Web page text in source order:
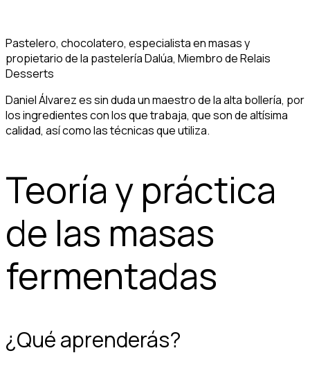
Pastelero, chocolatero, especialista en masas y
propietario de la pastelería Dalúa, Miembro de Relais
Desserts
Daniel Álvarez es sin duda un maestro de la alta bollería, por
los ingredientes con los que trabaja, que son de altísima
calidad, así como las técnicas que utiliza.
Teoría y práctica
de las masas
fermentadas
¿Qué aprenderás?